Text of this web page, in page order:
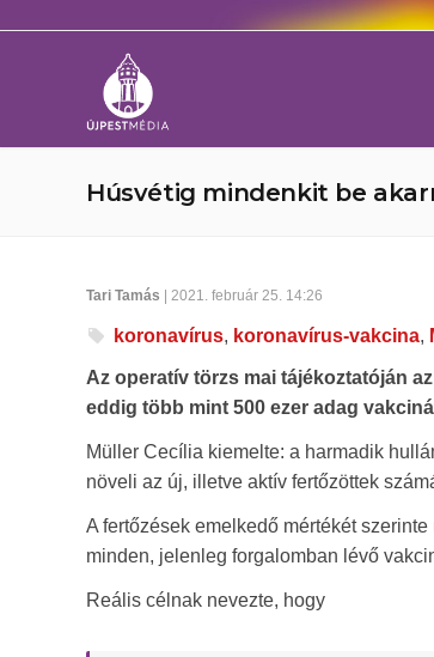
Húsvétig mindenkit be
Tari Tamás | 2021. február 25. 14:26
koronavírus, koronavírus-vakcina,
Az operatív törzs mai tájékoztatóján
eddig több mint 500 ezer adag
Müller Cecília kiemelte: a harmadik
növeli az új, illetve aktív fertőzöttek
A fertőzések emelkedő mértékét
minden, jelenleg forgalomban lévő
Reális célnak nevezte, hogy